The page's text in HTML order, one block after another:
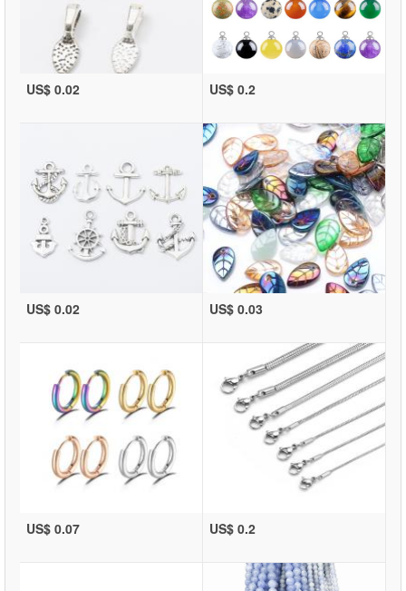
US$ 0.02 US$ 0.2
US$ 0.02 US$ 0.03
US$ 0.07 US$ 0.2